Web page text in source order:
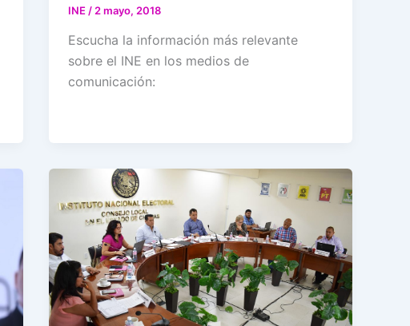
INE / 2 mayo, 2018
Escucha la información más relevante
sobre el INE en los medios de
comunicación: